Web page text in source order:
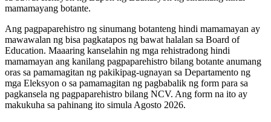
mamamayang botante.
Ang pagpaparehistro ng sinumang botanteng hindi mamamayan ay
mawawalan ng bisa pagkatapos ng bawat halalan sa Board of
Education. Maaaring kanselahin ng mga rehistradong hindi
mamamayan ang kanilang pagpaparehistro bilang botante anumang
oras sa pamamagitan ng pakikipag-ugnayan sa Departamento ng
mga Eleksyon o sa pamamagitan ng pagbabalik ng form para sa
pagkansela ng pagpaparehistro bilang NCV. Ang form na ito ay
makukuha sa pahinang ito simula Agosto 2026.